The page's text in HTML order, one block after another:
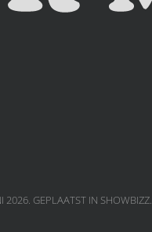
2026. GEPLAATST IN SHOWBIZZ.